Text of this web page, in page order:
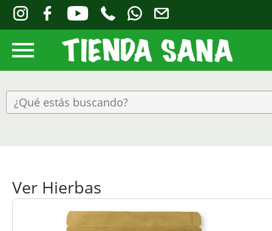
Ver Hierbas